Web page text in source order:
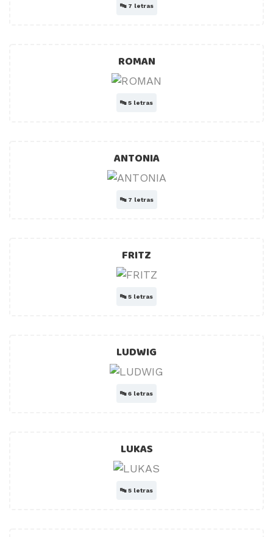
🔤 7 letras
ROMAN
🔤5 letras
ANTONIA
🔤 7 letras
FRITZ
🔤5 letras
LUDWIG
🔤6 letras
LUKAS
🔤5 letras